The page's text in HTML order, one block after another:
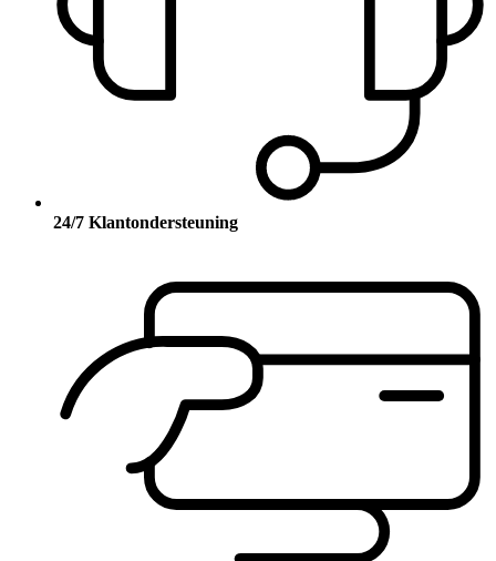
24/7 Klantondersteuning